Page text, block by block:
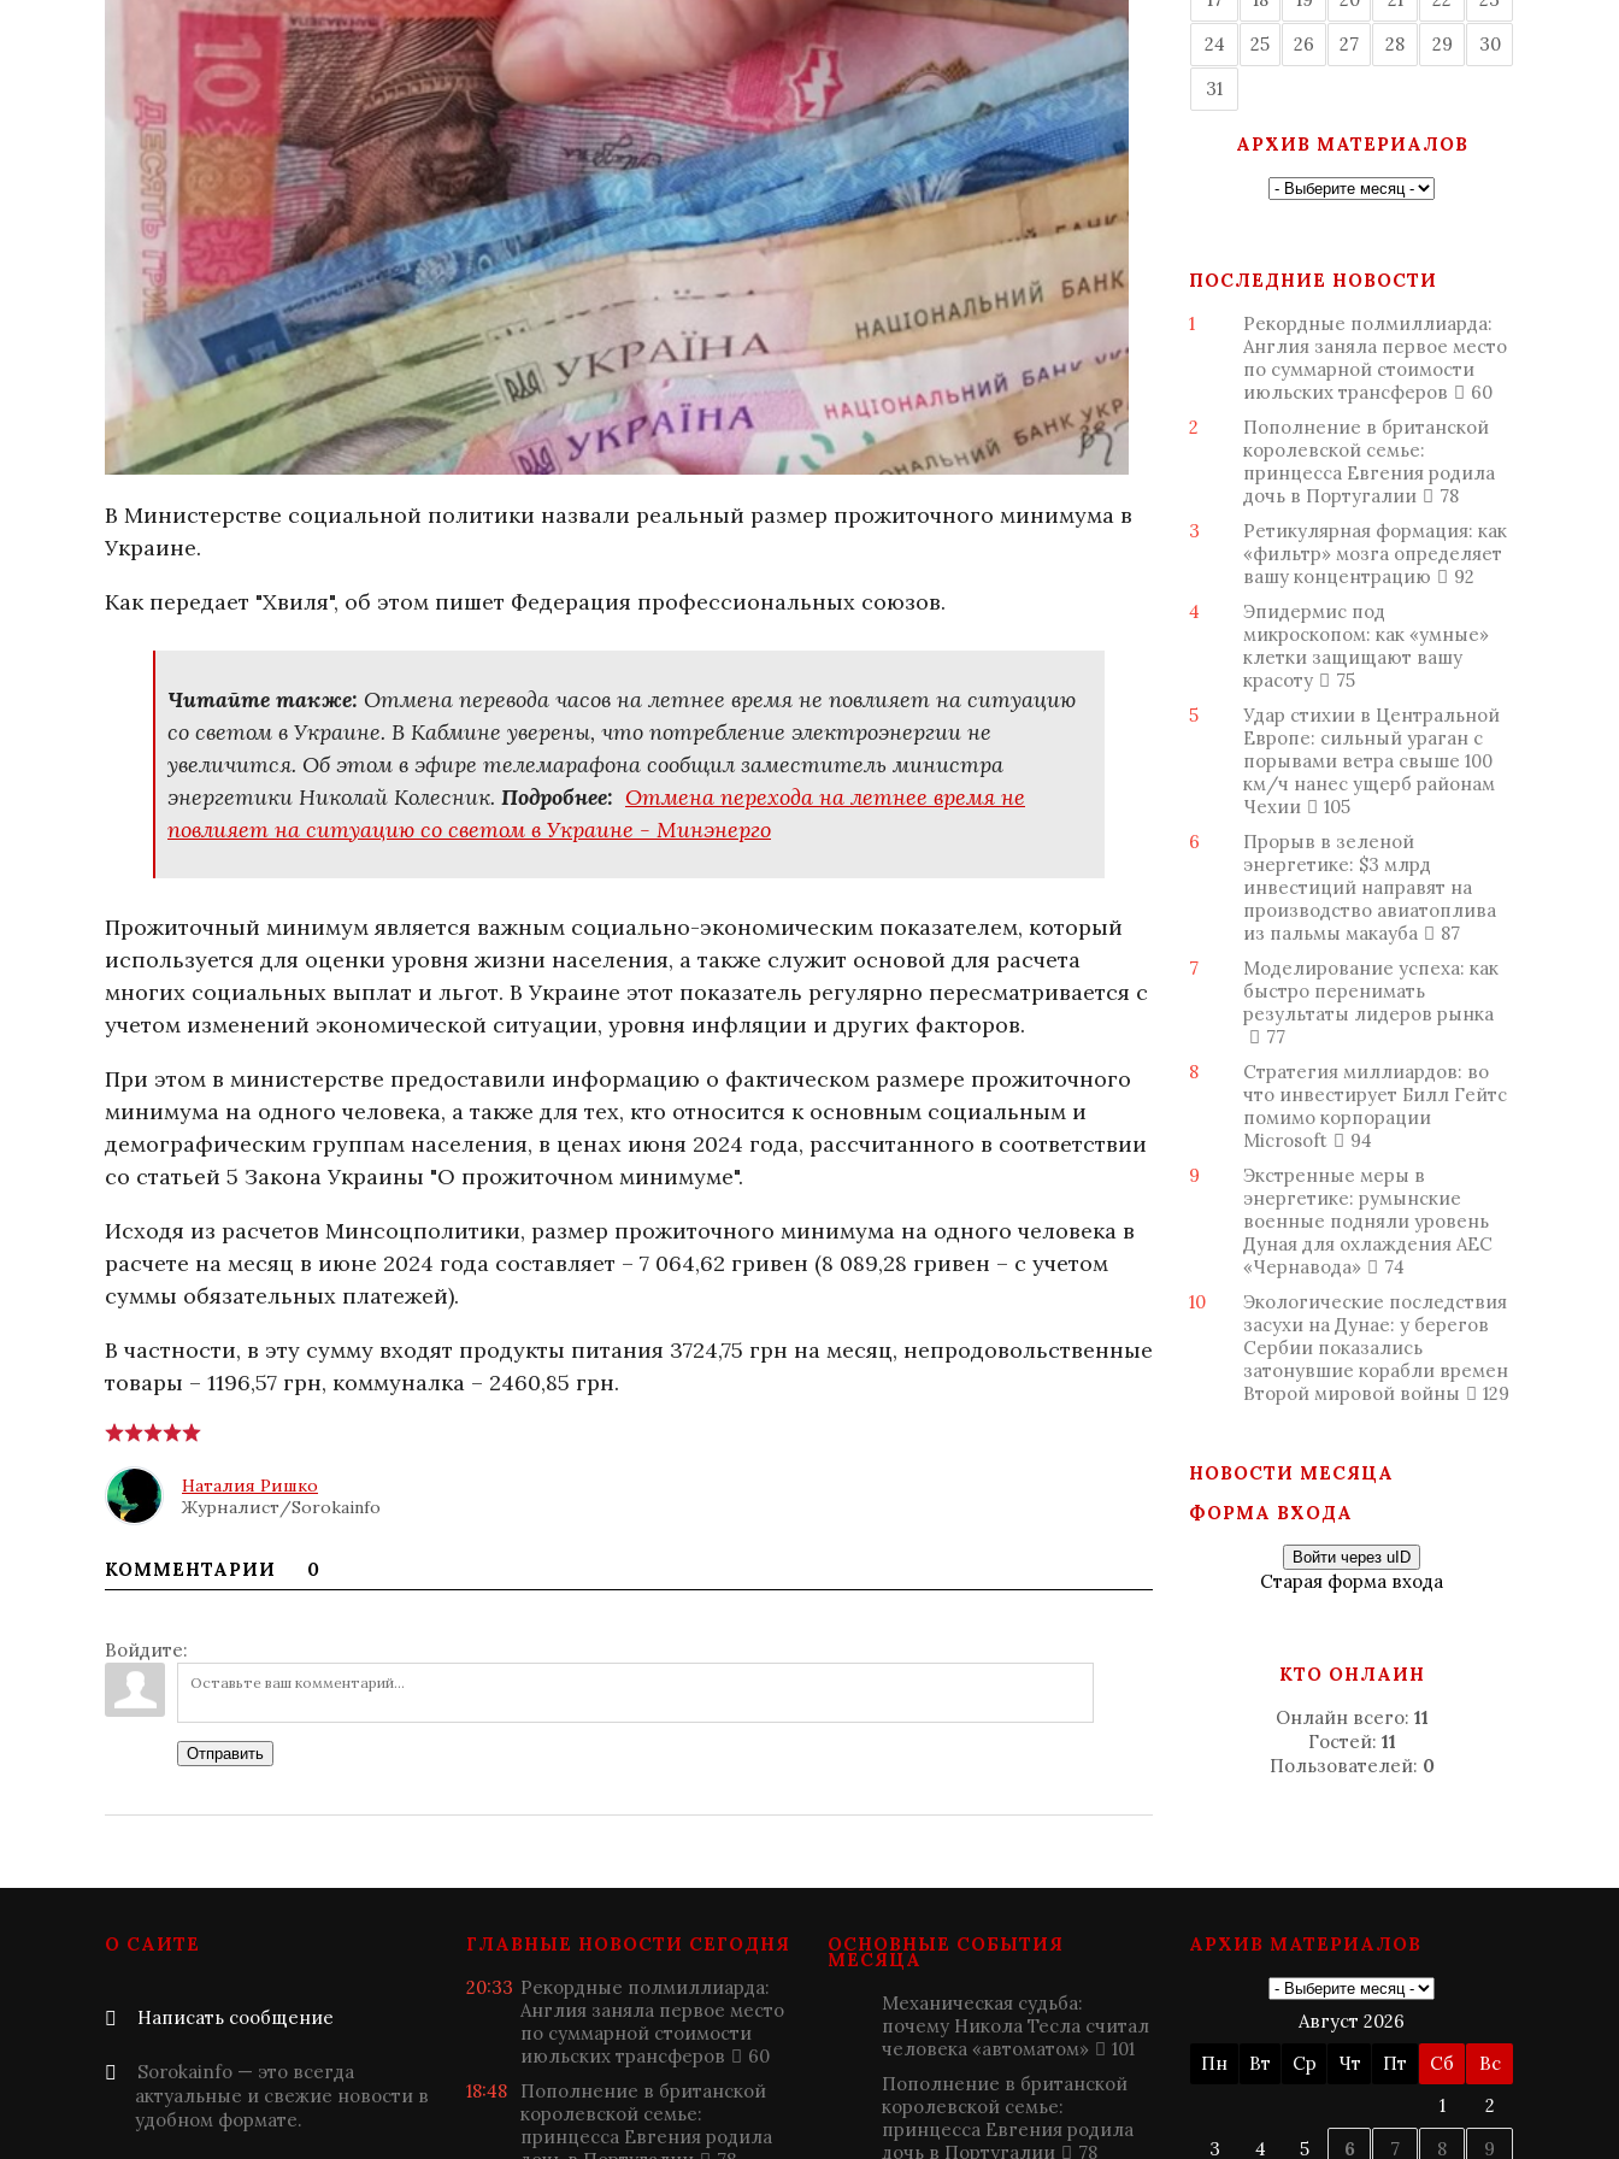
В Министерстве социальной политики назвали реальный размер прожиточного минимума в
Украине.
Как передает "Хвиля", об этом пишет Федерация профессиональных союзов.
Читайте также: Отмена перевода часов на летнее время не повлияет на ситуацию
со светом в Украине. В Кабмине уверены, что потребление электроэнергии не
увеличится. Об этом в эфире телемарафона сообщил заместитель министра
энергетики Николай Колесник. Подробнее: Отмена перехода на летнее время не
повлияет на ситуацию со светом в Украине - Минэнерго
Прожиточный минимум является важным социально-экономическим показателем, который
используется для оценки уровня жизни населения, а также служит основой для расчета
многих социальных выплат и льгот. В Украине этот показатель регулярно пересматривается с
учетом изменений экономической ситуации, уровня инфляции и других факторов.
При этом в министерстве предоставили информацию о фактическом размере прожиточного
минимума на одного человека, а также для тех, кто относится к основным социальным и
демографическим группам населения, в ценах июня 2024 года, рассчитанного в соответствии
со статьей 5 Закона Украины "О прожиточном минимуме".
Исходя из расчетов Минсоцполитики, размер прожиточного минимума на одного человека в
расчете на месяц в июне 2024 года составляет – 7 064,62 гривен (8 089,28 гривен – с учетом
суммы обязательных платежей).
В частности, в эту сумму входят продукты питания 3724,75 грн на месяц, непродовольственные
товары – 1196,57 грн, коммуналка – 2460,85 грн.
Наталия Ришко
Журналист/Sorokainfo
КОММЕНТАРИИ 0
Войдите:
Отправить
24
25 26 27 28 29
30
31
АРХИВ МАТЕРИАЛОВ
ПОСЛЕДНИЕ НОВОСТИ
1
Рекордные полмиллиарда:
Англия заняла первое место
по суммарной стоимости
июльских трансферов
60
2
Пополнение в британской
королевской семье:
принцесса Евгения родила
дочь в Португалии
78
3
Ретикулярная формация: как
«фильтр» мозга определяет
вашу концентрацию
92
4
Эпидермис под
микроскопом: как «умные»
клетки защищают вашу
красоту
75
5
Удар стихии в Центральной
Европе: сильный ураган с
порывами ветра свыше 100
км/ч нанес ущерб районам
Чехии
105
6
Прорыв в зеленой
энергетике: $3 млрд
инвестиций направят на
производство авиатоплива
из пальмы макауба
87
7
Моделирование успеха: как
быстро перенимать
результаты лидеров рынка
77
8
Стратегия миллиардов: во
что инвестирует Билл Гейтс
помимо корпорации
Microsoft
94
9
Экстренные меры в
энергетике: румынские
военные подняли уровень
Дуная для охлаждения АЕС
«Чернавода»
74
10
Экологические последствия
засухи на Дунае: у берегов
Сербии показались
затонувшие корабли времен
Второй мировой войны
129
НОВОСТИ МЕСЯЦА
ФОРМА ВХОДА
Войти через uID
Старая форма входа
КТО ОНЛАЙН
Онлайн всего: 11
Гостей: 11
Пользователей: 0
О САЙТЕ
Написать сообщение
Sorokainfo — это всегда
актуальные и свежие новости в
удобном формате.
ГЛАВНЫЕ НОВОСТИ СЕГОДНЯ
20:33 Рекордные полмиллиарда:
Англия заняла первое место
по суммарной стоимости
июльских трансферов
60
18:48
Пополнение в британской
королевской семье:
принцесса Евгения родила
ОСНОВНЫЕ СОБЫТИЯ
МЕСЯЦА
Механическая судьба:
почему Никола Тесла считал
человека «автоматом»
101
Пополнение в британской
королевской семье:
принцесса Евгения родила
дочь в Португалии
78
АРХИВ МАТЕРИАЛОВ
Август 2026
Пн
Вт Ср Чт Пт Сб
Вс
1
2
3
4 5 6 7 8 9